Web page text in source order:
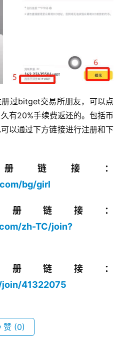
过bitget交易所朋友，可以点
有20%手续费返还的。包括币
以通过下方链接进行注册和下
册链接：
bg/girl
链接：
zh-TC/join?
链接：
41322075
赞 (0)